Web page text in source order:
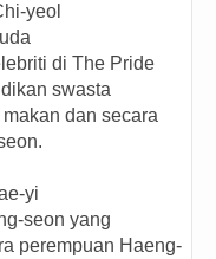
yeol
di The Pride
swasta
dan secara
yi
seon yang
perempuan Haeng-